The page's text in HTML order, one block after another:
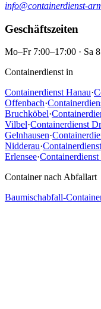
info@containerdienst-
Geschäftszeiten
Mo–Fr 7:00–17:00 · Sa
Containerdienst in
Containerdienst Hanau·
Offenbach·
Bruchköbel·
Vilbel·Containerdienst
Gelnhausen·
Nidderau·
Erlensee·
Container nach Abfallart
Baumischabfall-